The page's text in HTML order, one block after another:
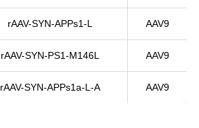
rAAV-SYN-APPs1-L AAV9
rAAV-SYN-PS1-M146L AAV9
rAAV-SYN-APPs1a-L-A AAV9